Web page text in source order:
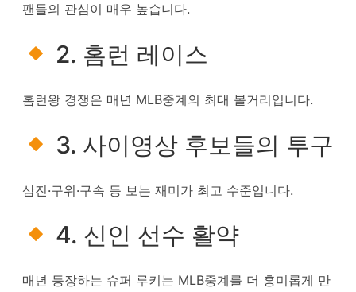
팬들의 관심이 매우 높습니다.
2. 홈런 레이스
홈런왕 경쟁은 매년 MLB중계의 최대 볼거리입니다.
3. 사이영상 후보들의 투구
삼진·구위·구속 등 보는 재미가 최고 수준입니다.
4. 신인 선수 활약
매년 등장하는 슈퍼 루키는 MLB중계를 더 흥미롭게 만